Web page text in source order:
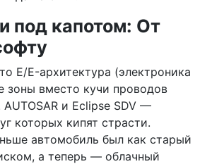
под капотом: От
E/E-архитектура (электроника
зоны вместо кучи проводов
и Eclipse SDV —
которых кипят страсти.
автомобиль был как старый
а теперь — облачный